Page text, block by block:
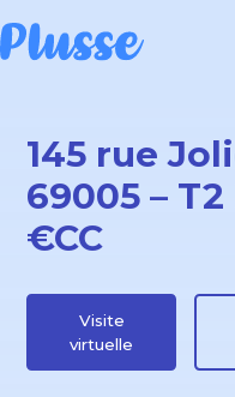
145 rue
69005 –
€CC
Visite
virtuelle